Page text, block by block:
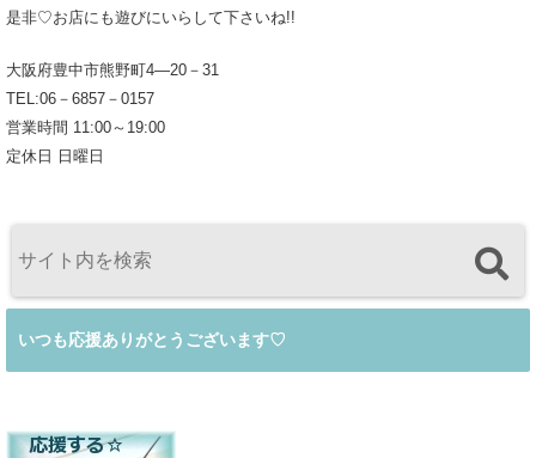
是非♡お店にも遊びにいらして下さいね!!
大阪府豊中市熊野町4―20－31
TEL:06－6857－0157
営業時間 11:00～19:00
定休日 日曜日
いつも応援ありがとうございます♡